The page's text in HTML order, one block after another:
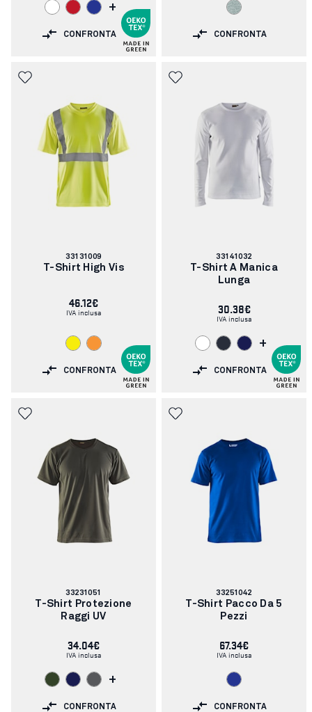
+
CONFRONTA CONFRONTA
Codice
articolo:
33131009
T-Shirt High Vis
46.12€
IVA inclusa
CONFRONTA
Codice
articolo:
33141032
T-Shirt A Manica
Lunga
30.38€
IVA inclusa
+
CONFRONTA
Codice
articolo:
33231051
T-Shirt Protezione
Raggi UV
34.04€
IVA inclusa
+
CONFRONTA
Codice
articolo:
33251042
T-Shirt Pacco Da 5
Pezzi
67.34€
IVA inclusa
CONFRONTA